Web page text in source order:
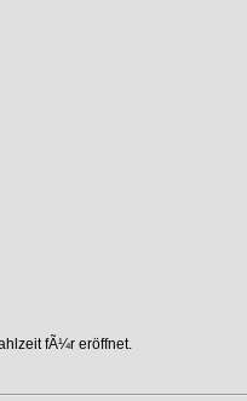
fÃ¼r eröffnet.